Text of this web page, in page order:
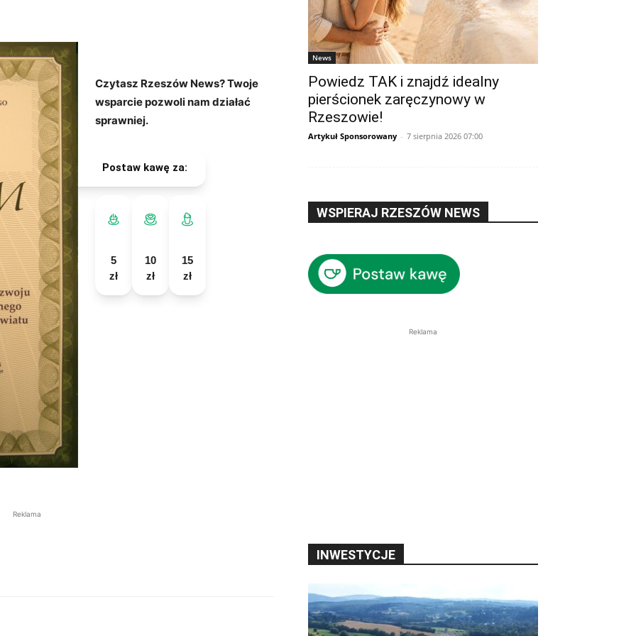
Czytasz Rzeszów News? Twoje
wsparcie pozwoli nam działać
sprawniej.
Postaw kawę za:
5
zł
10
zł
15
zł
Reklama
News
Powiedz TAK i znajdź idealny
pierścionek zaręczynowy w
Rzeszowie!
Artykuł Sponsorowany - 7 sierpnia 2026 07:00
WSPIERAJ RZESZÓW NEWS
Reklama
INWESTYCJE